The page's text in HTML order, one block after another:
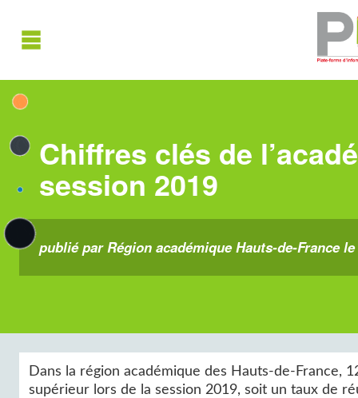
Chiffres clés de
session 2019
publié par Région académique Hauts-de-France le
Dans la région académique des Hauts-de-France,
supérieur lors de la session 2019, soit un taux de